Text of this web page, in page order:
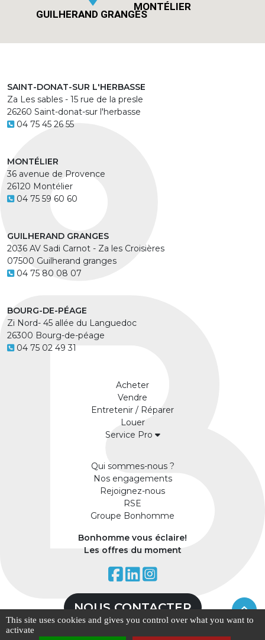
MONTÉLIER
GUILHERAND GRANGES
SAINT-DONAT-SUR L'HERBASSE
Za Les sables - 15 rue de la presle
26260 Saint-donat-sur l'herbasse
04 75 45 26 55
MONTÉLIER
36 avenue de Provence
26120 Montélier
04 75 59 60 60
GUILHERAND GRANGES
2036 AV Sadi Carnot - Za les Croisières
07500 Guilherand granges
04 75 80 08 07
BOURG-DE-PÉAGE
Zi Nord- 45 allée du Languedoc
26300 Bourg-de-péage
04 75 02 49 31
Acheter
Vendre
Entretenir / Réparer
Louer
Service Pro
Qui sommes-nous ?
Nos engagements
Rejoignez-nous
RSE
Groupe Bonhomme
Bonhomme vous éclaire!
Les offres du moment
NOUS CONTACTER
This site uses cookies and gives you control over what you want to
activate